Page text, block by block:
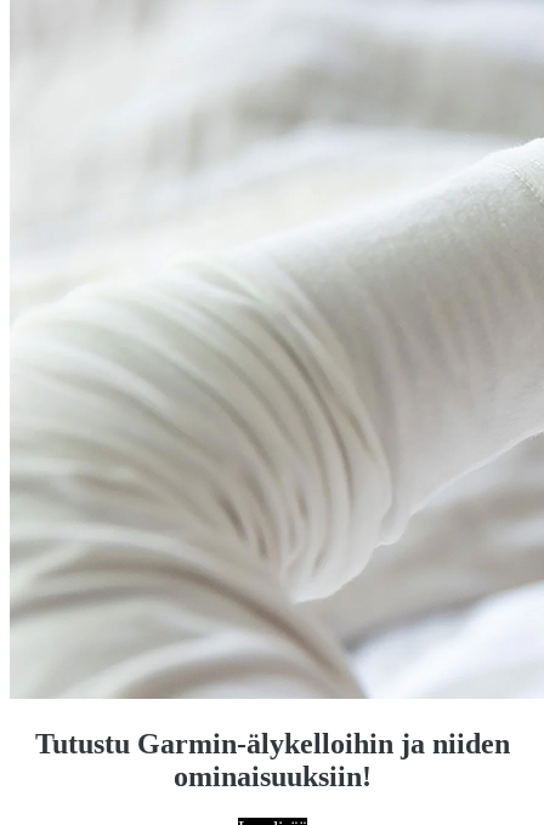
Tutustu Garmin-älykelloihin ja niiden
ominaisuuksiin!